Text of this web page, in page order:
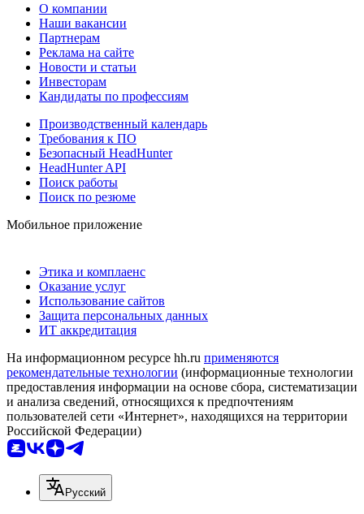
О компании
Наши вакансии
Партнерам
Реклама на сайте
Новости и статьи
Инвесторам
Кандидаты по профессиям
Производственный календарь
Требования к ПО
Безопасный HeadHunter
HeadHunter API
Поиск работы
Поиск по резюме
Мобильное приложение
Этика и комплаенс
Оказание услуг
Использование сайтов
Защита персональных данных
ИТ аккредитация
На информационном ресурсе hh.ru применяются
рекомендательные технологии (информационные технологии
предоставления информации на основе сбора, систематизации
и анализа сведений, относящихся к предпочтениям
пользователей сети «Интернет», находящихся на территории
Российской Федерации)
Русский